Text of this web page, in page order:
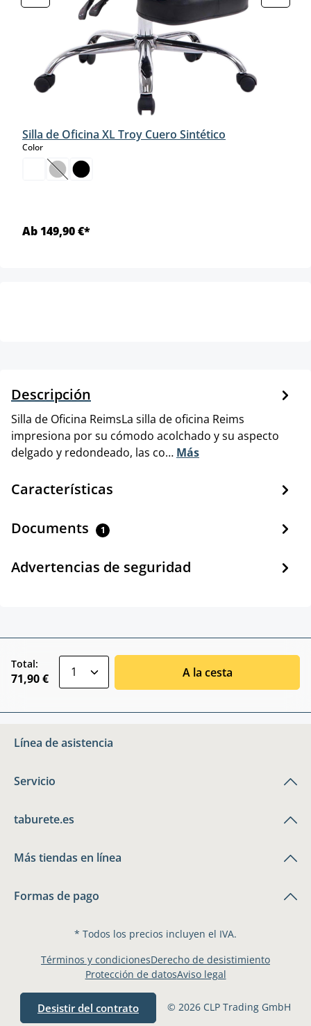
Silla de Oficina XL Troy Cuero Sintético
Colorselect
(Esta opción no está disponible en este momento.)
Ab 149,90 €*
Descripción
Silla de Oficina ReimsLa silla de oficina Reims
impresiona por su cómodo acolchado y su aspecto
delgado y redondeado, las co… Más
Características
Documents 1
Advertencias de seguridad
Total:
71,90 € A la cesta
Línea de asistencia
Servicio
taburete.es
Más tiendas en línea
Formas de pago
* Todos los precios incluyen el IVA.
Desistir del contrato © 2026 CLP Trading GmbH
Términos y condicionesDerecho de desistimiento
Protección de datosAviso legal